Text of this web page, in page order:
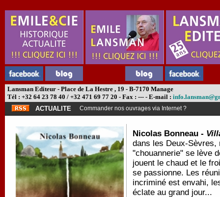
Lansman Editeur - Place de La Hestre , 19 - B-7170 Manage
Tél : +32 64 23 78 40 / +32 471 69 77 20 - Fax : --- - E-mail :
ACTUALITE
Commander nos ouvrages via Internet ?
Nicolas Bonneau -
dans les Deux-Sèvres,
"chouannerie" se lève
jouent le chaud et le
se passionne. Les
incriminé est envahi,
éclate au grand jour...